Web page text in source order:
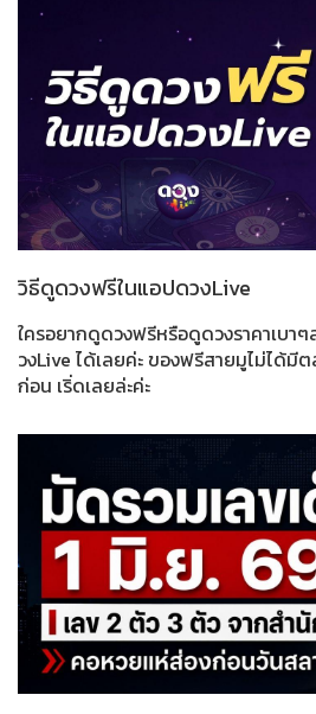
วิธีดูดวงฟรีในแอปดวงLive
ใครอยากดูดวงฟรีหรือดูดวงราคาเบาๆ
วงLive ได้เลยค่ะ ของฟรีสายมูไม่ได้มี
ก่อน เริ่ดเลยล่ะค่ะ